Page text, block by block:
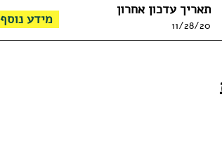
מידע נוסף
תאריך עדכון אחרון
11/28/20